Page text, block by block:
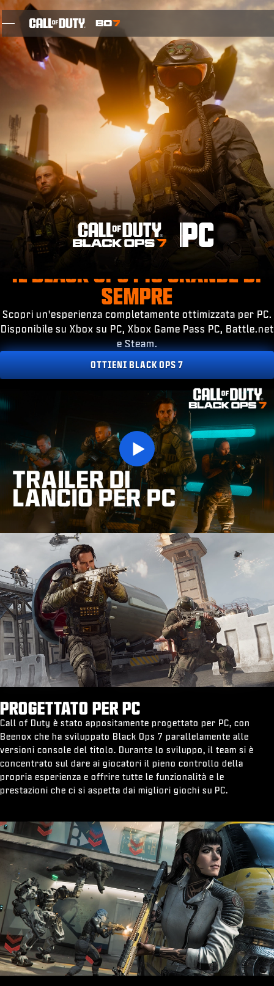
SKIP TO MAIN CONTENT
CARATTERISTICHE
ISCRIVITI PER LE ULTIME NOTIZIE
BLOG
GIOCHI
NEGOZIO
ESPORTS
ACCEDI|REGISTRATI
PC
IL BLACK OPS PIÙ GRANDE DI
SEMPRE
Scopri un'esperienza completamente ottimizzata per PC.
Disponibile su Xbox su PC, Xbox Game Pass PC, Battle.net
e Steam.
OTTIENI BLACK OPS 7
Play
PROGETTATO PER PC
Call of Duty è stato appositamente progettato per PC, con
Beenox che ha sviluppato Black Ops 7 parallelamente alle
versioni console del titolo. Durante lo sviluppo, il team si è
concentrato sul dare ai giocatori il pieno controllo della
propria esperienza e offrire tutte le funzionalità e le
prestazioni che ci si aspetta dai migliori giochi su PC.